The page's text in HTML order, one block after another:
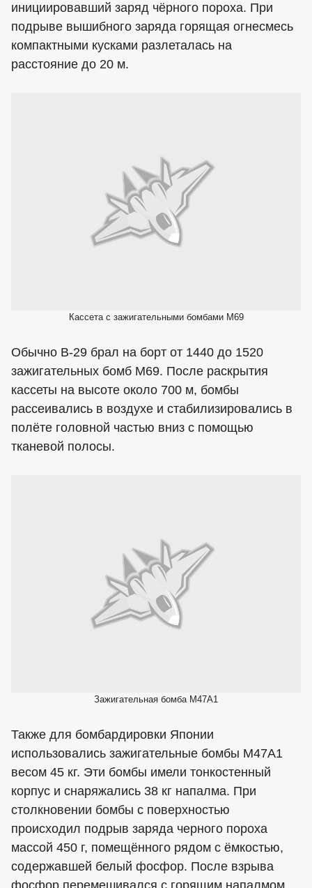
инициировавший заряд чёрного пороха. При
подрыве вышибного заряда горящая огнесмесь
компактными кусками разлеталась на
расстояние до 20 м.
Кассета с зажигательными бомбами М69
Обычно В-29 брал на борт от 1440 до 1520
зажигательных бомб М69. После раскрытия
кассеты на высоте около 700 м, бомбы
рассеивались в воздухе и стабилизировались в
полёте головной частью вниз с помощью
тканевой полосы.
Зажигательная бомба М47А1
Также для бомбардировки Японии
использовались зажигательные бомбы М47А1
весом 45 кг. Эти бомбы имели тонкостенный
корпус и снаряжались 38 кг напалма. При
столкновении бомбы с поверхностью
происходил подрыв заряда черного пороха
массой 450 г, помещённого рядом с ёмкостью,
содержавшей белый фосфор. После взрыва
фосфор перемешивался с горящим напалмом,